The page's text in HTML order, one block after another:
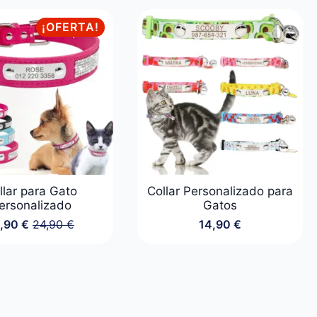
hasta
20,90 €
¡OFERTA!
para Gato
24,90€
El
€ El
Collar Personalizado para
Gatos
14,90€